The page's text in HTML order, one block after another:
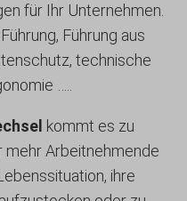
für Ihr Unternehmen.
Führung aus
technische
…..
kommt es zu
mehr Arbeitnehmende
ihre